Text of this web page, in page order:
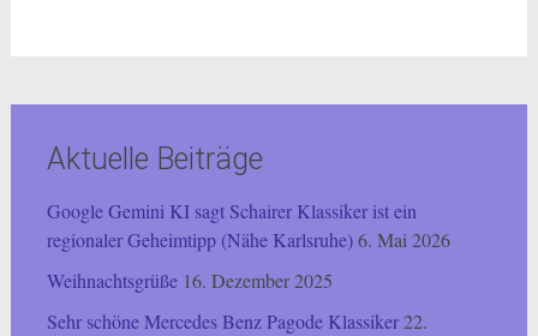
Aktuelle Beiträge
Google Gemini KI sagt Schairer Klassiker ist ein
regionaler Geheimtipp (Nähe Karlsruhe)6. Mai 2026
Weihnachtsgrüße 16. Dezember 2025
Sehr schöne Mercedes Benz Pagode Klassiker22.